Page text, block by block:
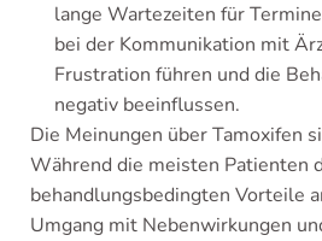
lange Wartezeiten für
bei der Kommunikation mit
Frustration führen und die
negativ beeinflussen.
Die Meinungen über Tamoxifen
Während die meisten Patienten
behandlungsbedingten Vorteile
Umgang mit Nebenwirkungen